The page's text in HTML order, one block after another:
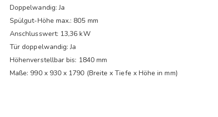
Doppelwandig: Ja
Spülgut-Höhe max.: 805 mm
Anschlusswert: 13,36 kW
Tür doppelwandig: Ja
Höhenverstellbar bis: 1840 mm
Maße: 990 x 930 x 1790 (Breite x Tiefe x Höhe in mm)